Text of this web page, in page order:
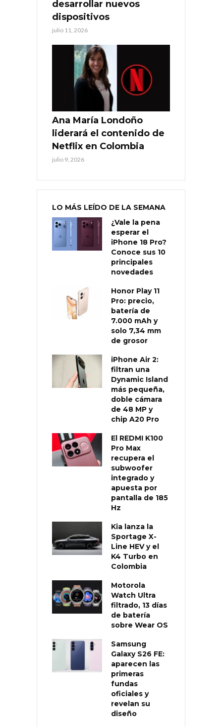
desarrollar nuevos
dispositivos
julio 11, 2026
Ana María Londoño
liderará el contenido de
Netflix en Colombia
julio 9, 2026
LO MÁS LEÍDO DE LA SEMANA
¿Vale la pena
esperar el
iPhone 18 Pro?
Conoce sus 10
principales
novedades
Honor Play 11
Pro: precio,
batería de
7.000 mAh y
solo 7,34 mm
de grosor
iPhone Air 2:
filtran una
Dynamic Island
más pequeña,
doble cámara
de 48 MP y
chip A20 Pro
El REDMI K100
Pro Max
recupera el
subwoofer
integrado y
apuesta por
pantalla de 185
Hz
Kia lanza la
Sportage X-
Line HEV y el
K4 Turbo en
Colombia
Motorola
Watch Ultra
filtrado, 13 días
de batería
sobre Wear OS
Samsung
Galaxy S26 FE:
aparecen las
primeras
fundas
oficiales y
revelan su
diseño